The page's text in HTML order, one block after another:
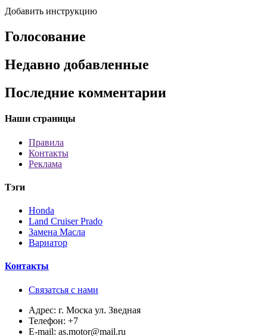
Добавить инструкцию
Голосование
Недавно добавленные
Последние комментарии
Наши страницы
Правила
Контакты
Реклама
Тэги
Honda
Land Cruiser Prado
Замена Масла
Вариатор
Контакты
Связатсья с нами
Адрес: г. Моска ул. Зведная
Телефон: +7
E-mail: as.motor@mail.ru